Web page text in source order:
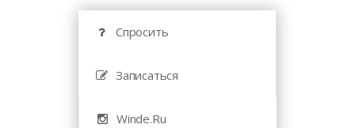
Спросить
Записаться
Winde.Ru